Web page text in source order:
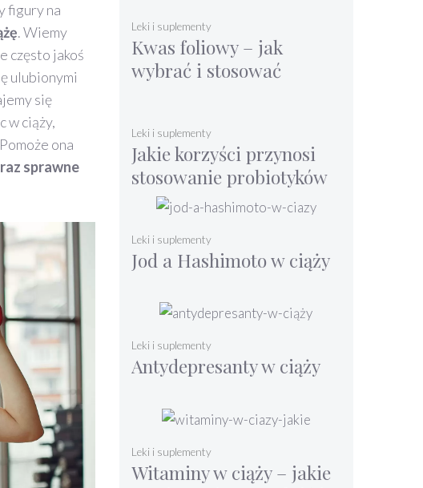
figury na
. Wiemy
często jakoś
ulubionymi
się
w ciąży,
ona
sprawne
Kwas foliowy – jak
wybrać i stosować
Leki i suplementy
Jakie korzyści przynosi
stosowanie probiotyków
u dzieci?
Leki i suplementy
Jod a Hashimoto w ciąży
Leki i suplementy
Antydepresanty w ciąży
Leki i suplementy
Witaminy w ciąży – jakie
Leki i suplementy